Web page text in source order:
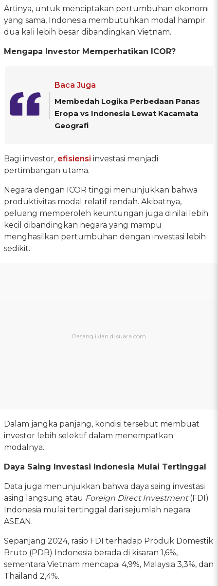
Artinya, untuk menciptakan pertumbuhan ekonomi
yang sama, Indonesia membutuhkan modal hampir
dua kali lebih besar dibandingkan Vietnam.
Mengapa Investor Memperhatikan ICOR?
Baca Juga
Membedah Logika Perbedaan Panas
Eropa vs Indonesia Lewat Kacamata
Geografi
Bagi investor, efisiensi investasi menjadi
pertimbangan utama.
Negara dengan ICOR tinggi menunjukkan bahwa
produktivitas modal relatif rendah. Akibatnya,
peluang memperoleh keuntungan juga dinilai lebih
kecil dibandingkan negara yang mampu
menghasilkan pertumbuhan dengan investasi lebih
sedikit.
Dalam jangka panjang, kondisi tersebut membuat
investor lebih selektif dalam menempatkan
modalnya.
Daya Saing Investasi Indonesia Mulai Tertinggal
Data juga menunjukkan bahwa daya saing investasi
asing langsung atau Foreign Direct Investment(FDI)
Indonesia mulai tertinggal dari sejumlah negara
ASEAN.
Sepanjang 2024, rasio FDI terhadap Produk Domestik
Bruto (PDB) Indonesia berada di kisaran 1,6%,
sementara Vietnam mencapai 4,9%, Malaysia 3,3%, dan
Thailand 2,4%.